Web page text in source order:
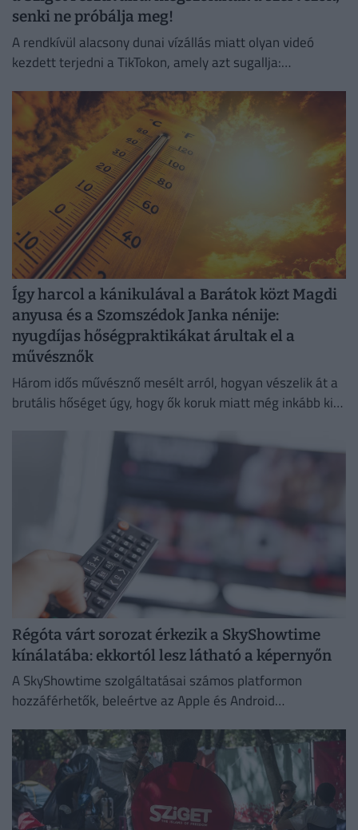
senki ne próbálja meg!
A rendkívül alacsony dunai vízállás miatt olyan videó
kezdett terjedni a TikTokon, amely azt sugallja:
Így harcol a kánikulával a Barátok közt Magdi
anyusa és a Szomszédok Janka nénije:
nyugdíjas hőségpraktikákat árultak el a
művésznők
Három idős művésznő mesélt arról, hogyan vészelik át a
brutális hőséget úgy, hogy ők koruk miatt még inkább ki
Régóta várt sorozat érkezik a SkyShowtime
kínálatába: ekkortól lesz látható a képernyőn
A SkyShowtime szolgáltatásai számos platformon
hozzáférhetők, beleértve az Apple és Android